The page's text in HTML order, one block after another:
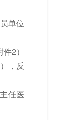
单位
2）
，反
任医